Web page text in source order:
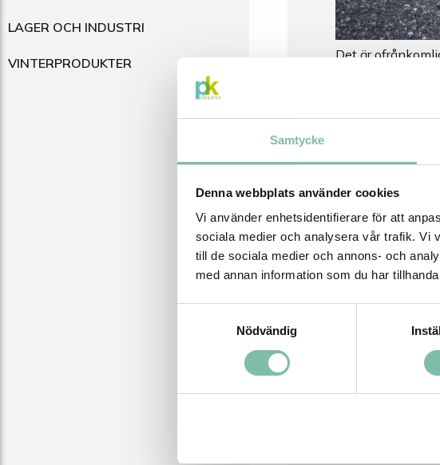
Samtycke
Denna webbplats använder cookies
Vi använder enhetsidentifierare för att
sociala medier och analysera vår trafik. Vi
till de sociala medier och annons- och
med annan information som du har
Nödvändig
LAGER OCH INDUSTRI
VINTERPRODUKTER
Det är
scenario är
förhindra
ADR-
VårADR
kupol. Denna
på transporten,
platser i Sverige.
kemikalier och
fast på
För att